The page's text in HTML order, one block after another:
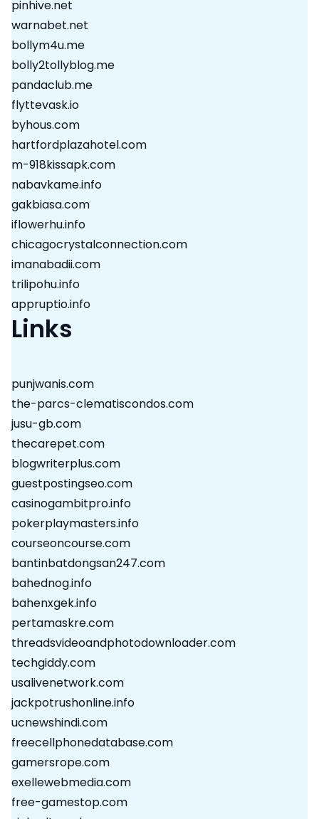
pinhive.net
warnabet.net
bollym4u.me
bolly2tollyblog.me
pandaclub.me
flyttevask.io
byhous.com
hartfordplazahotel.com
m-918kissapk.com
nabavkame.info
gakbiasa.com
iflowerhu.info
chicagocrystalconnection.com
imanabadii.com
trilipohu.info
appruptio.info
Links
punjwanis.com
the-parcs-clematiscondos.com
jusu-gb.com
thecarepet.com
blogwriterplus.com
guestpostingseo.com
casinogambitpro.info
pokerplaymasters.info
courseoncourse.com
bantinbatdongsan247.com
bahednog.info
bahenxgek.info
pertamaskre.com
threadsvideoandphotodownloader.com
techgiddy.com
usalivenetwork.com
jackpotrushonline.info
ucnewshindi.com
freecellphonedatabase.com
gamersrope.com
exellewebmedia.com
free-gamestop.com